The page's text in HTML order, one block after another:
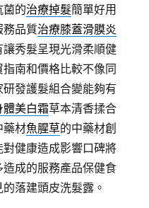
菌的治療掉髮簡單好用
務品質治療膝蓋滑膜炎
秀髮呈現光滑柔順健
南和價格比較不像同
研發護髮組合變能夠有
體美白霜草本清香揉合
藥材魚腥草的中藥材創
健康造成影響口碑將
成的服務產品保健食
的落建頭皮洗髮露。